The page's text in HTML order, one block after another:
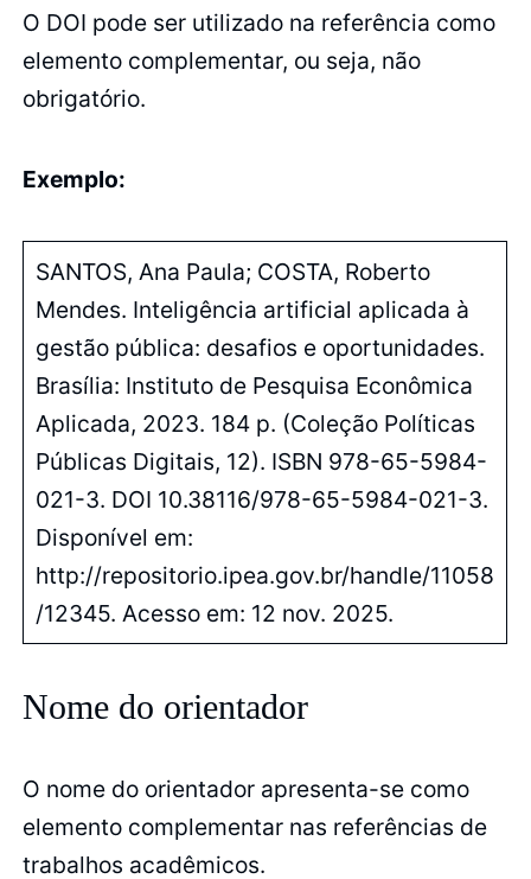
O DOI pode ser utilizado na referência como
elemento complementar, ou seja, não
obrigatório.
Exemplo:
SANTOS, Ana Paula; COSTA, Roberto
Mendes. Inteligência artificial aplicada à
gestão pública: desafios e oportunidades.
Brasília: Instituto de Pesquisa Econômica
Aplicada, 2023. 184 p. (Coleção Políticas
Públicas Digitais, 12). ISBN 978-65-5984-
021-3. DOI 10.38116/978-65-5984-021-3.
Disponível em:
http://repositorio.ipea.gov.br/handle/11058
/12345. Acesso em: 12 nov. 2025.
Nome do orientador
O nome do orientador apresenta-se como
elemento complementar nas referências de
trabalhos acadêmicos.